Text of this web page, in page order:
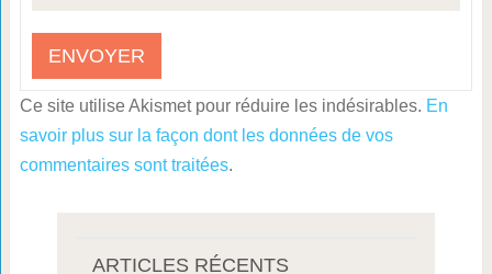
Ce site utilise Akismet pour réduire les indésirables. En
savoir plus sur la façon dont les données de vos
commentaires sont traitées.
ARTICLES RÉCENTS